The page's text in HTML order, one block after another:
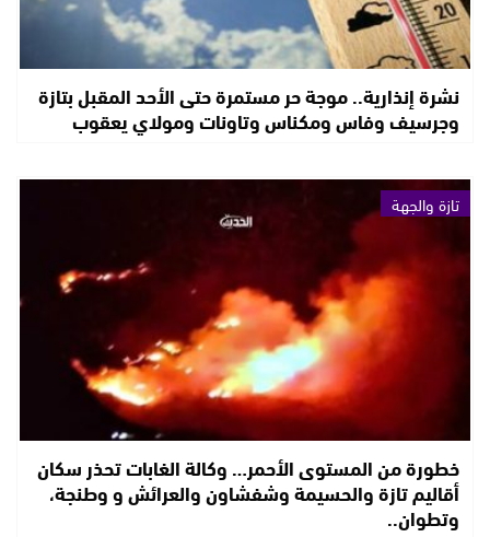
نشرة إنذارية.. موجة حر مستمرة حتى الأحد المقبل بتازة
وجرسيف وفاس ومكناس وتاونات ومولاي يعقوب
تازة والجهة
خطورة من المستوى الأحمر… وكالة الغابات تحذر سكان
أقاليم تازة والحسيمة وشفشاون والعرائش و وطنجة،
وتطوان..